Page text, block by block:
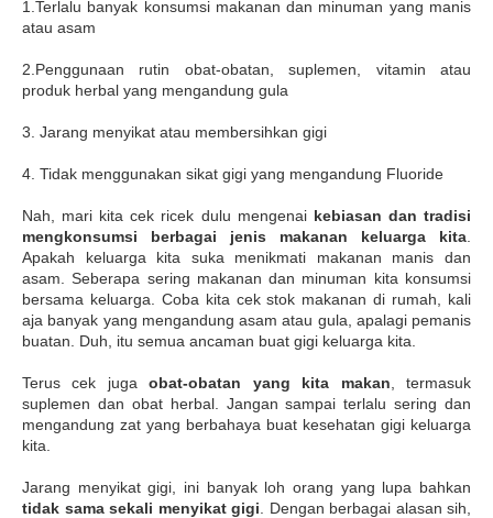
1.Terlalu banyak konsumsi makanan dan minuman yang manis
atau asam
2.Penggunaan rutin obat-obatan, suplemen, vitamin atau
produk herbal yang mengandung gula
3. Jarang menyikat atau membersihkan gigi
4. Tidak menggunakan sikat gigi yang mengandung Fluoride
Nah, mari kita cek ricek dulu mengenai kebiasan dan tradisi
mengkonsumsi berbagai jenis makanan keluarga kita
Apakah keluarga kita suka menikmati makanan manis dan
asam. Seberapa sering makanan dan minuman kita konsumsi
bersama keluarga. Coba kita cek stok makanan di rumah, kali
aja banyak yang mengandung asam atau gula, apalagi pemanis
buatan. Duh, itu semua ancaman buat gigi keluarga kita.
Terus cek jugaobat-obatan yang kita makan , termasuk
suplemen dan obat herbal. Jangan sampai terlalu sering dan
mengandung zat yang berbahaya buat kesehatan gigi keluarga
kita.
Jarang menyikat gigi, ini banyak loh orang yang lupa bahkan
tidak sama sekali menyikat gigi . Dengan berbagai alasan sih,